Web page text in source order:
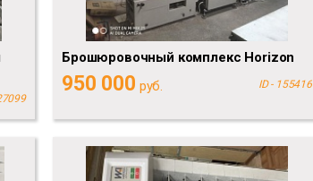
Брошюровочный комплекс Horizon
950 000 руб. ID - 155416